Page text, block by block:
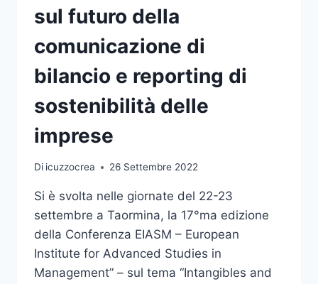
DOTT.SSA
SARA
FARNETTI
sul futuro della
comunicazione di
bilancio e reporting di
sostenibilità delle
imprese
Di icuzzocrea 26 Settembre 2022
Si è svolta nelle giornate del 22-23
settembre a Taormina, la 17°ma edizione
della Conferenza EIASM – European
Institute for Advanced Studies in
Management” – sul tema “Intangibles and